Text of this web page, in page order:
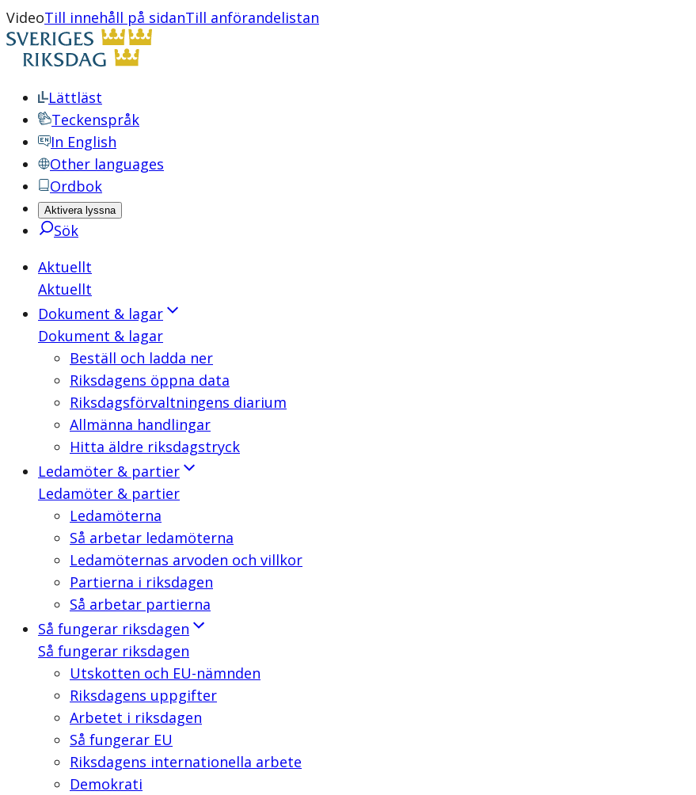
VideoTill innehåll på sidanTill anförandelistan
Lättläst
Teckenspråk
In English
Other languages
Ordbok
Aktivera lyssna
Sök
Aktuellt
Aktuellt
Dokument & lagar
Dokument & lagar
Beställ och ladda ner
Riksdagens öppna data
Riksdagsförvaltningens diarium
Allmänna handlingar
Hitta äldre riksdagstryck
Ledamöter & partier
Ledamöter & partier
Ledamöterna
Så arbetar ledamöterna
Ledamöternas arvoden och villkor
Partierna i riksdagen
Så arbetar partierna
Så fungerar riksdagen
Så fungerar riksdagen
Utskotten och EU-nämnden
Riksdagens uppgifter
Arbetet i riksdagen
Så fungerar EU
Riksdagens internationella arbete
Demokrati